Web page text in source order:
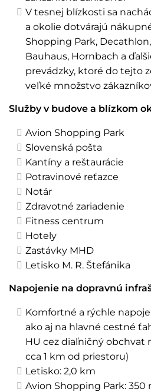
V tesnej blízkosti sa
a okolie dotvárajú
Shopping Park,
Bauhaus, Hornbach a
prevádzky, ktoré do tejto
veľké množstvo
Služby v budove a blízkom
Avion Shopping Park
Slovenská pošta
Kantíny a reštaurácie
Potravinové reťazce
Notár
Zdravotné zariadenie
Fitness centrum
Hotely
Zastávky MHD
Letisko M. R. Štefánika
Napojenie na dopravnú
Komfortné a rýchle
ako aj na hlavné cestné
HU cez diaľničný obchvat
cca 1 km od priestoru)
Letisko: 2,0 km
Avion Shopping Park: 350